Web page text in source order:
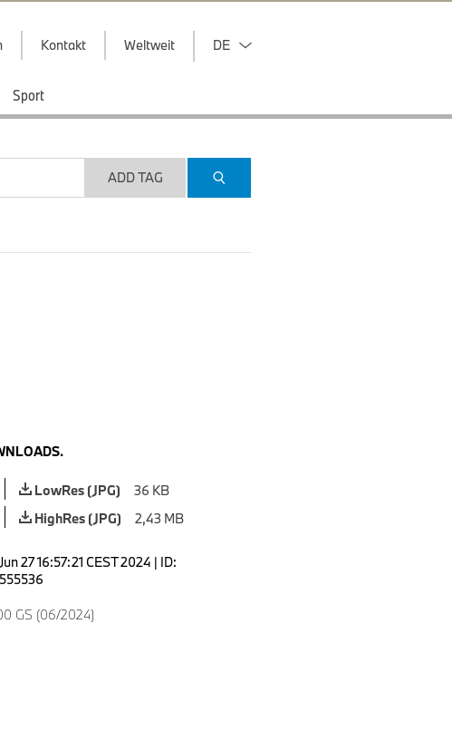
Kontakt Weltweit DE
Sport
ADD TAG
LowRes (JPG)
36 KB
HighRes (JPG)
2,43 MB
27 16:57:21 CEST 2024 | ID:
GS (06/2024)